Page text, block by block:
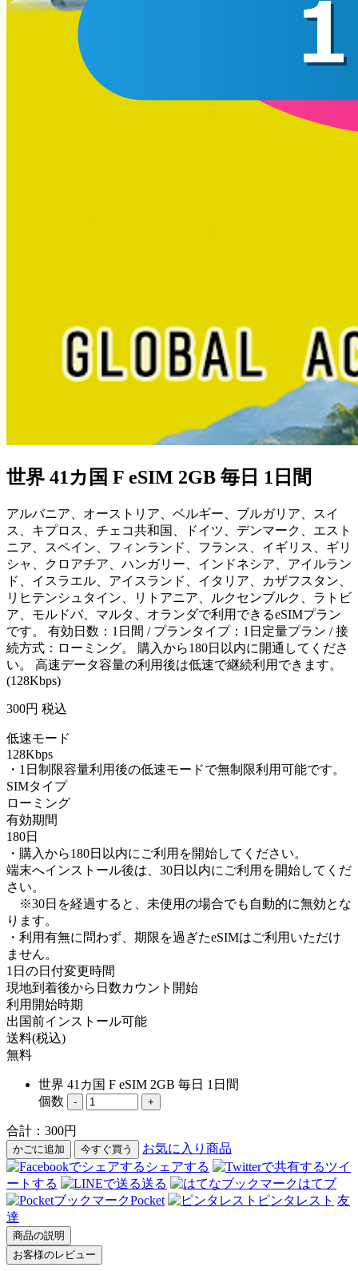
世界 41カ国 F eSIM 2GB 毎日 1日間
アルバニア、オーストリア、ベルギー、ブルガリア、スイ
ス、キプロス、チェコ共和国、ドイツ、デンマーク、エスト
ニア、スペイン、フィンランド、フランス、イギリス、ギリ
シャ、クロアチア、ハンガリー、インドネシア、アイルラン
ド、イスラエル、アイスランド、イタリア、カザフスタン、
リヒテンシュタイン、リトアニア、ルクセンブルク、ラトビ
ア、モルドバ、マルタ、オランダで利用できるeSIMプラン
です。 有効日数：1日間 / プランタイプ：1日定量プラン / 接
続方式：ローミング。 購入から180日以内に開通してくださ
い。 高速データ容量の利用後は低速で継続利用できます。
(128Kbps)
300円 税込
低速モード
128Kbps
・1日制限容量利用後の低速モードで無制限利用可能です。
SIMタイプ
ローミング
有効期間
180日
・購入から180日以内にご利用を開始してください。
端末へインストール後は、30日以内にご利用を開始してくだ
さい。
※30日を経過すると、未使用の場合でも自動的に無効とな
ります。
・利用有無に問わず、期限を過ぎたeSIMはご利用いただけ
ません。
1日の日付変更時間
現地到着後から日数カウント開始
利用開始時期
出国前インストール可能
送料(税込)
無料
世界 41カ国 F eSIM 2GB 毎日 1日間
個数
- +
合計： 300円
かごに追加 今すぐ買う
お気に入り商品
シェアする
ツイ
ートする
送る
はてブ
Pocket
ピンタレスト 友
達
商品の説明
お客様のレビュー